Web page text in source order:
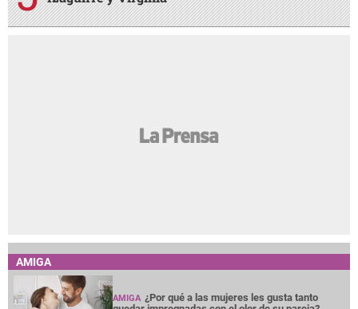
AMIGA
AMIGA ¿Por qué a las mujeres les gusta tanto